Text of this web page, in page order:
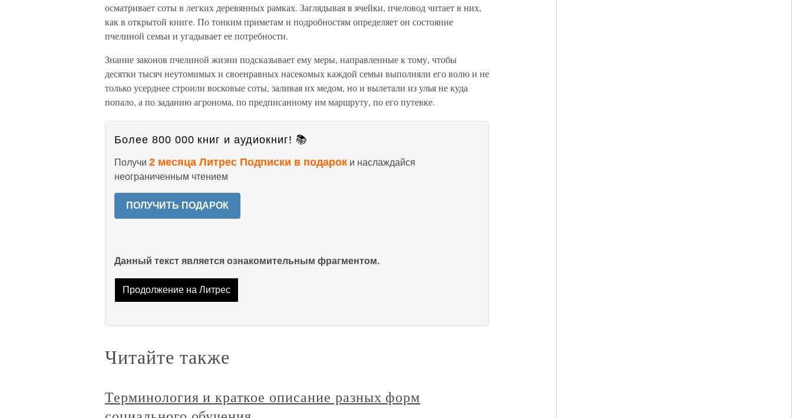
осматривает соты в легких деревянных рамках. Заглядывая в ячейки, пчеловод читает в них,
как в открытой книге. По тонким приметам и подробностям определяет он состояние
пчелиной семьи и угадывает ее потребности.
Знание законов пчелиной жизни подсказывает ему меры, направленные к тому, чтобы
десятки тысяч неутомимых и своенравных насекомых каждой семьи выполняли его волю и не
только усерднее строили восковые соты, заливая их медом, но и вылетали из улья не куда
попало, а по заданию агронома, по предписанному им маршруту, по его путевке.
Более 800 000 книг и аудиокниг! 📚
Получи 2 месяца Литрес Подписки в подарок и наслаждайся
неограниченным чтением
ПОЛУЧИТЬ ПОДАРОК
Данный текст является ознакомительным фрагментом.
Продолжение на Литрес
Читайте также
Терминология и краткое описание разных форм